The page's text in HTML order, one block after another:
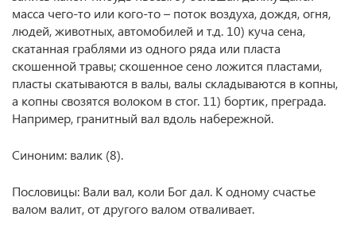
масса чего-то или кого-то – поток воздуха, дождя, огня,
людей, животных, автомобилей и т.д. 10) куча сена,
скатанная граблями из одного ряда или пласта
скошенной травы; скошенное сено ложится пластами,
пласты скатываются в валы, валы складываются в копны,
а копны свозятся волоком в стог. 11) бортик, преграда.
Например, гранитный вал вдоль набережной.
Синоним: валик (8).
Пословицы: Вали вал, коли Бог дал. К одному счастье
валом валит, от другого валом отваливает.